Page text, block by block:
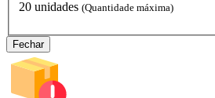
20 unidades (Quantidade máxima)
Fechar